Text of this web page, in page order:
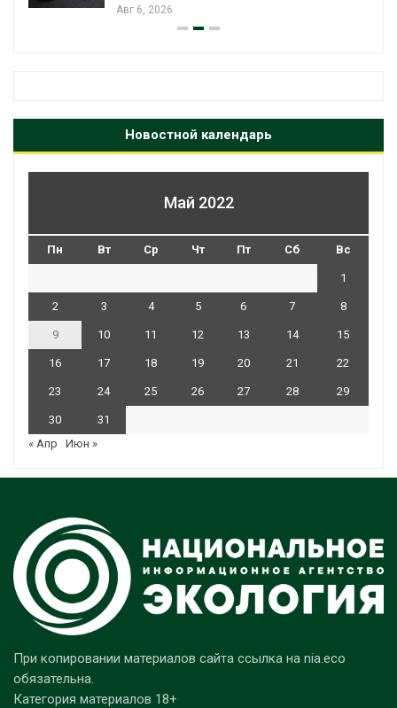
Авг 6, 2026
Новостной календарь
Май 2022
Пн Вт Ср Чт Пт Сб Вс
1
2 3 4 5 6 7 8
9 10 11 12 13 14 15
16 17 18 19 20 21 22
23 24 25 26 27 28 29
30
31
« Апр
Июн »
При копировании материалов сайта ссылка на nia.eco
обязательна.
Категория материалов 18+